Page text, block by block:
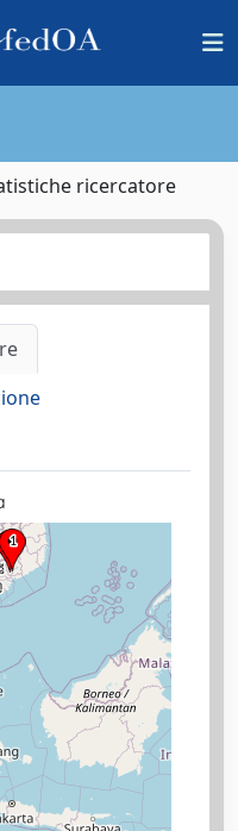
ricercatore